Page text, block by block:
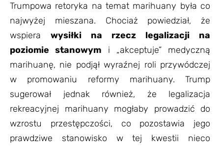
Trumpowa retoryka na temat marihuany była co
najwyżej mieszana. Chociaż powiedział, że
wspiera wysiłki na rzecz legalizacji na
poziomie stanowym i „akceptuje” medyczną
marihuanę, nie podjął wyraźnej roli przywódczej
w promowaniu reformy marihuany. Trump
sugerował jednak również, że legalizacja
rekreacyjnej marihuany mogłaby prowadzić do
wzrostu przestępczości, co pozostawia jego
prawdziwe stanowisko w tej kwestii nieco